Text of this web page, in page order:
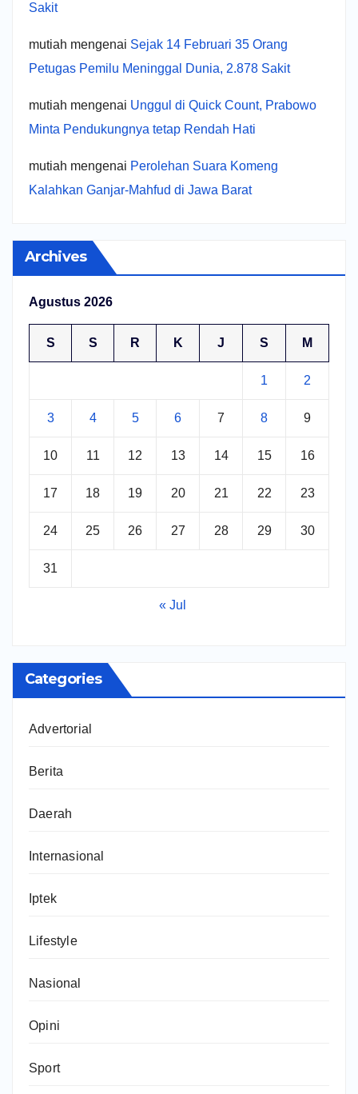
Sakit
mutiah mengenai Sejak 14 Februari 35 Orang
Petugas Pemilu Meninggal Dunia, 2.878 Sakit
mutiah mengenai Unggul di Quick Count, Prabowo
Minta Pendukungnya tetap Rendah Hati
mutiah mengenai Perolehan Suara Komeng
Kalahkan Ganjar-Mahfud di Jawa Barat
Archives
Agustus 2026
S S R K J S M
1 2
3 4 5 6 7 8 9
10 11 12 13 14 15 16
17 18 19 20 21 22 23
24 25 26 27 28 29 30
31
« Jul
Categories
Advertorial
Berita
Daerah
Internasional
Iptek
Lifestyle
Nasional
Opini
Sport